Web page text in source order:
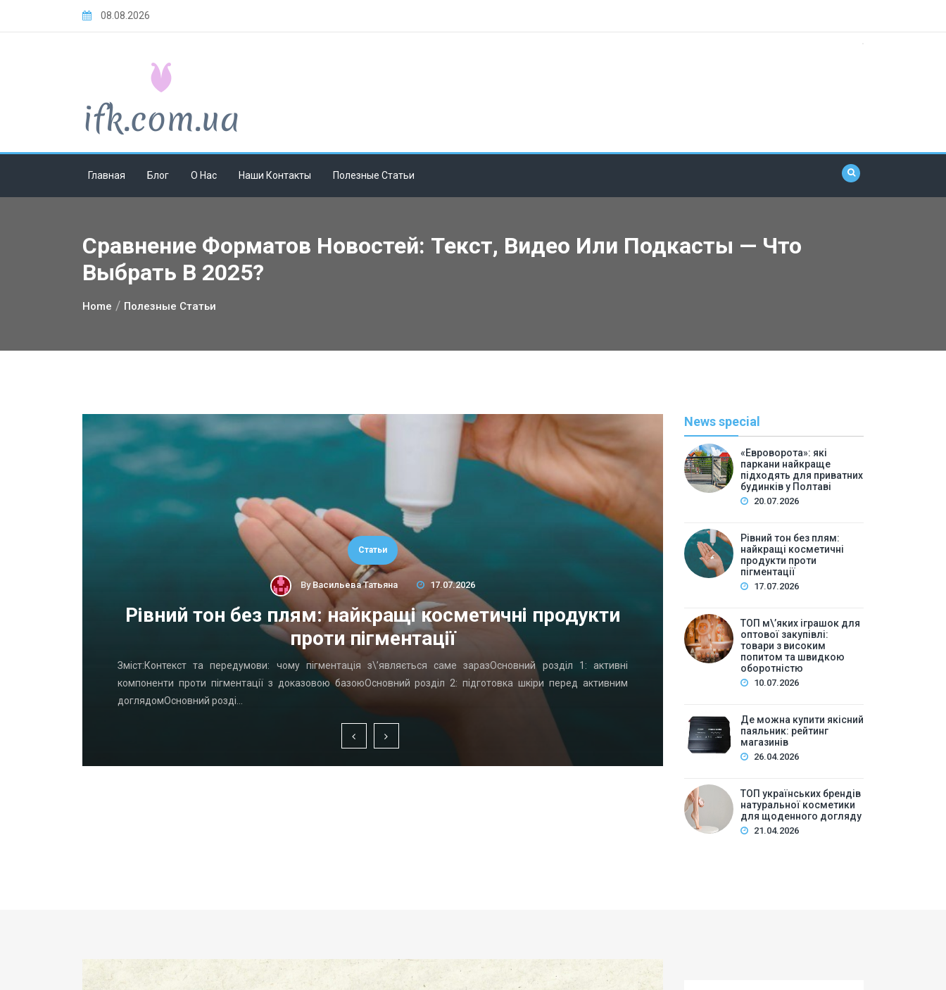
08.08.2026
Главная Блог О Нас Наши Контакты Полезные Статьи
Сравнение Форматов Новостей: Текст, Видео Или Подкасты — Что
Выбрать В 2025?
Home Полезные Статьи
Статьи
By Васильева Татьяна 17.07.2026
Рівний тон без плям: найкращі косметичні продукти
проти пігментації
Зміст:Контекст та передумови: чому пігментація з\’являється саме заразОсновний розділ 1: активні
компоненти проти пігментації з доказовою базоюОсновний розділ 2: підготовка шкіри перед активним
доглядомОсновний розді…
ТОП м\’яких іграшок для
високим попитом
Зміст:Історія попиту на м\’які іграшки: від
оптової закупівлі у 2026 роціKalibri — лідер за
News special
«Евроворота»: які
паркани найкраще
підходять для приватних
будинків у Полтаві
20.07.2026
Рівний тон без плям:
найкращі косметичні
продукти проти
пігментації
17.07.2026
ТОП м\’яких іграшок для
оптової закупівлі:
товари з високим
попитом та швидкою
оборотністю
10.07.2026
Де можна купити якісний
паяльник: рейтинг
магазинів
26.04.2026
ТОП українських брендів
натуральної косметики
для щоденного догляду
21.04.2026